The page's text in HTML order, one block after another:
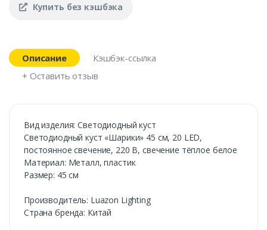
Купить без кэшбэка
Описание
Кэшбэк-ссылка
+ Оставить отзыв
Вид изделия: Светодиодный куст
Светодиодный куст «Шарики» 45 см, 20 LED,
постоянное свечение, 220 В, свечение тёплое белое
Материал: Металл, пластик
Размер: 45 см
Производитель: Luazon Lighting
Страна бренда: Китай